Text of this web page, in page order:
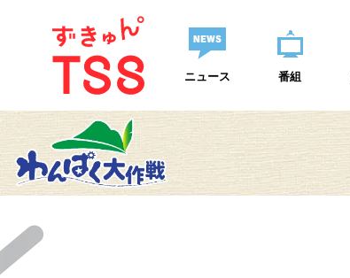
ニュース 番組